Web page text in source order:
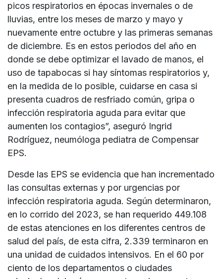
picos respiratorios en épocas invernales o de
lluvias, entre los meses de marzo y mayo y
nuevamente entre octubre y las primeras semanas
de diciembre. Es en estos periodos del año en
donde se debe optimizar el lavado de manos, el
uso de tapabocas si hay síntomas respiratorios y,
en la medida de lo posible, cuidarse en casa si
presenta cuadros de resfriado común, gripa o
infección respiratoria aguda para evitar que
aumenten los contagios”, aseguró Ingrid
Rodríguez, neumóloga pediatra de Compensar
EPS.
Desde las EPS se evidencia que han incrementado
las consultas externas y por urgencias por
infección respiratoria aguda. Según determinaron,
en lo corrido del 2023, se han requerido 449.108
de estas atenciones en los diferentes centros de
salud del país, de esta cifra, 2.339 terminaron en
una unidad de cuidados intensivos. En el 60 por
ciento de los departamentos o ciudades